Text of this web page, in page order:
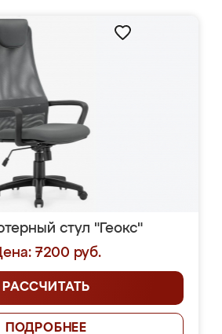
стул "Геокс"
7200 руб.
РАССЧИТАТЬ
ПОДРОБНЕЕ